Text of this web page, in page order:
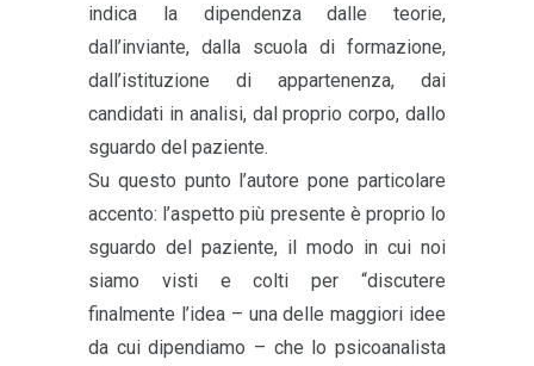
indica la dipendenza dalle teorie,
dall’inviante, dalla scuola di formazione,
dall’istituzione di appartenenza, dai
candidati in analisi, dal proprio corpo, dallo
sguardo del paziente.
Su questo punto l’autore pone particolare
accento: l’aspetto più presente è proprio lo
sguardo del paziente, il modo in cui noi
siamo visti e colti per “discutere
finalmente l’idea – una delle maggiori idee
da cui dipendiamo – che lo psicoanalista